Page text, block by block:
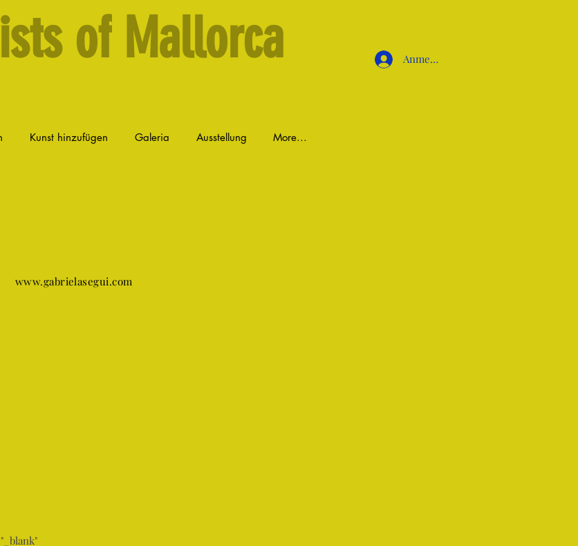
of Mallorca Anmelden
Kunst hinzufügen Galeria Ausstellung More...
www.gabrielasegui.com